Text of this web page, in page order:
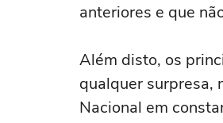
anteriores e que
Além disto, os
qualquer surpresa,
Nacional em